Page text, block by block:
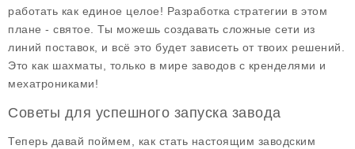
работать как единое целое! Разработка стратегии в этом
плане - святое. Ты можешь создавать сложные сети из
линий поставок, и всё это будет зависеть от твоих решений.
Это как шахматы, только в мире заводов с кренделями и
мехатрониками!
Советы для успешного запуска завода
Теперь давай поймем, как стать настоящим заводским